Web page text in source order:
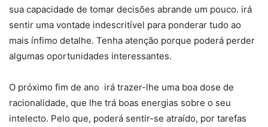
sua capacidade de tomar decisões abrande um pouco. irá
sentir uma vontade indescritível para ponderar tudo ao
mais ínfimo detalhe. Tenha atenção porque poderá perder
algumas oportunidades interessantes.
O próximo fim de ano irá trazer-lhe uma boa dose de
racionalidade, que lhe trá boas energias sobre o seu
intelecto. Pelo que, poderá sentir-se atraído, por tarefas